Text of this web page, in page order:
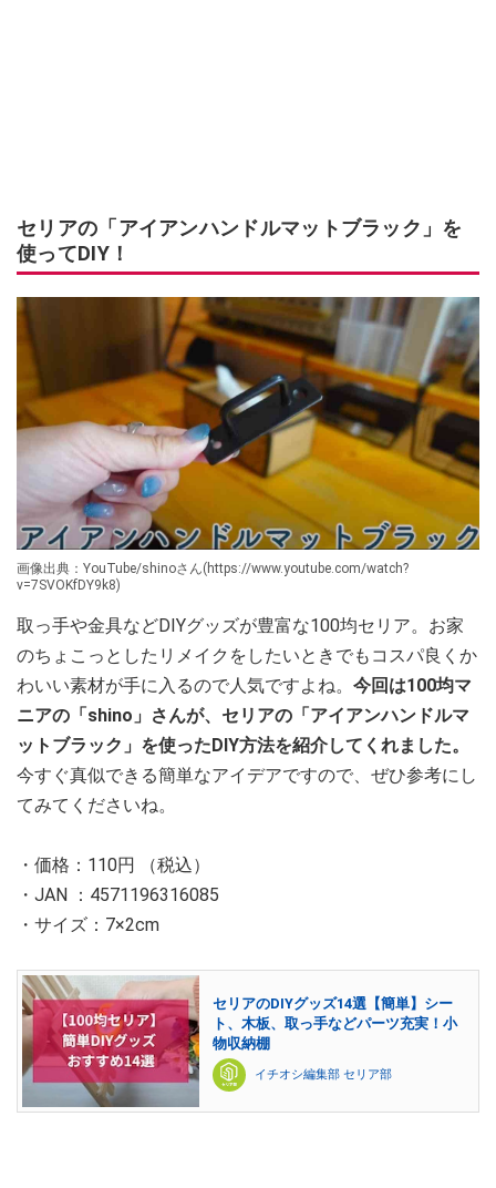
セリアの「アイアンハンドルマットブラック」を
使ってDIY！
画像出典：YouTube/shinoさん(https://www.youtube.com/watch?
v=7SVOKfDY9k8)
取っ手や金具などDIYグッズが豊富な100均セリア。お家
のちょこっとしたリメイクをしたいときでもコスパ良くか
わいい素材が手に入るので人気ですよね。 今回は100均マ
ニアの「shino」さんが、セリアの「アイアンハンドルマ
ットブラック」を使ったDIY方法を紹介してくれました。
今すぐ真似できる簡単なアイデアですので、ぜひ参考にし
てみてくださいね。
・価格：110円 （税込）
・JAN ：4571196316085
・サイズ：7×2cm
セリアのDIYグッズ14選【簡単】シー
ト、木板、取っ手などパーツ充実！小
物収納棚
イチオシ編集部 セリア部